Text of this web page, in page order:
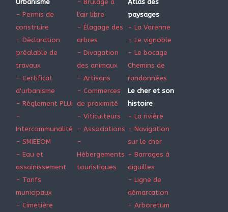
Urbanisme
- Permis de
construire
- Déclaration
préalable de
travaux
- Certificat
d'urbanisme
- Réglement PLUi
-
Intercommunalité
- SMIEEOM
- Eau et
assainissement
- Tarifs
municipaux
- Cimetière
- Brulage à
l'air libre
- Élagage des
arbres
- Divagation
des animaux
- Artisans
- Commerces
de proximité
- Viticulteurs
- Associations
-
Hébergements
touristiques
Atlas des
paysages
- La Varenne
- Le vignoble
- Le bocage
Chemins de
randonnées
Le cher et son
histoire
- La rivière
- Navigation
sur le cher
- Barrages à
aiguilles
- Ligne de
démarcation
- Arboretum